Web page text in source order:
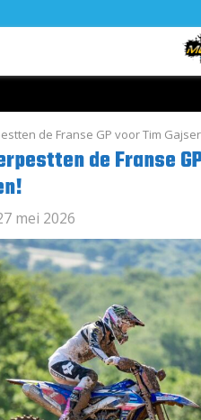
de Franse GP voor Tim
de Franse
mei 2026